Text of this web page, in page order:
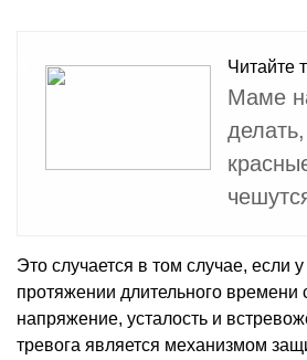
Читайте
Маме
Это случается в том случае, если
протяжении длительного времени
напряжение, усталость и
тревога является механизмом